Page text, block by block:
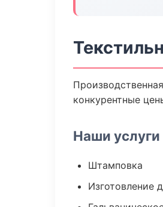
конкурентные
Наши услуги
Штамповка
Изготовление